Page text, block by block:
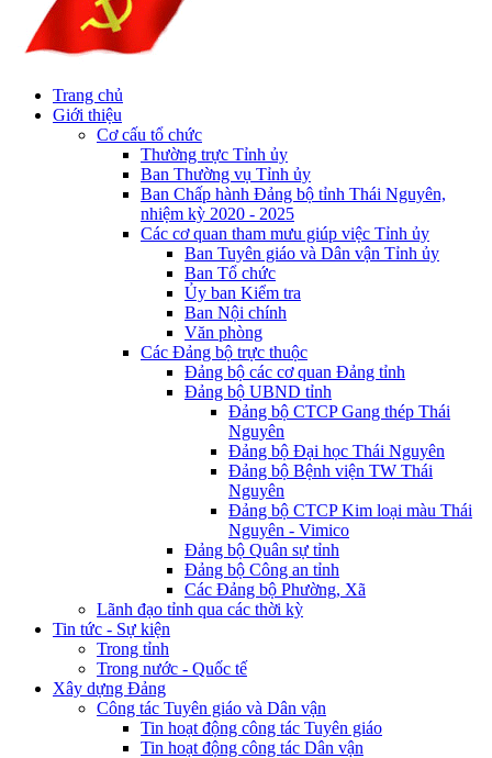
Trang chủ
Giới thiệu
Cơ cấu tổ chức
Thường trực Tỉnh ủy
Ban Thường vụ Tỉnh ủy
Ban Chấp hành Đảng bộ tỉnh Thái Nguyên,
nhiệm kỳ 2020 - 2025
Các cơ quan tham mưu giúp việc Tỉnh ủy
Ban Tuyên giáo và Dân vận Tỉnh ủy
Ban Tổ chức
Ủy ban Kiểm tra
Ban Nội chính
Văn phòng
Các Đảng bộ trực thuộc
Đảng bộ các cơ quan Đảng tỉnh
Đảng bộ UBND tỉnh
Đảng bộ CTCP Gang thép Thái
Nguyên
Đảng bộ Đại học Thái Nguyên
Đảng bộ Bệnh viện TW Thái
Nguyên
Đảng bộ CTCP Kim loại màu Thái
Nguyên - Vimico
Đảng bộ Quân sự tỉnh
Đảng bộ Công an tỉnh
Các Đảng bộ Phường, Xã
Lãnh đạo tỉnh qua các thời kỳ
Tin tức - Sự kiện
Trong tỉnh
Trong nước - Quốc tế
Xây dựng Đảng
Công tác Tuyên giáo và Dân vận
Tin hoạt động công tác Tuyên giáo
Tin hoạt động công tác Dân vận